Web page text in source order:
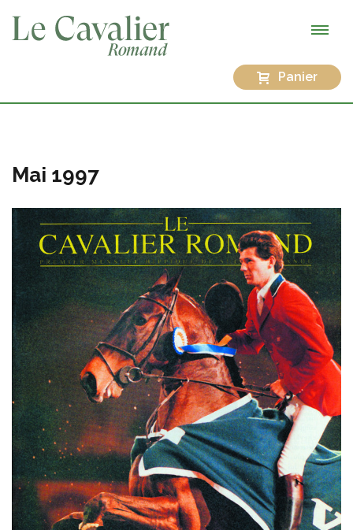
Panier
Mai 1997